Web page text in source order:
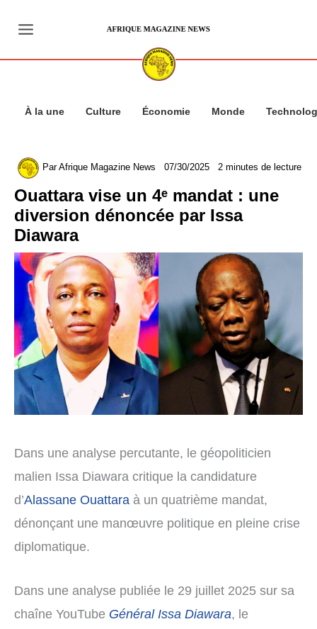
contenu
À la une Culture Économie Monde
ParAfrique Magazine News 07/30/2025 2 minutes de lecture
Ouattara vise un 4ᵉ mandat : une
diversion dénoncée par Issa
Diawara
Dans une analyse percutante, le géopoliticien
malien Issa Diawara critique la candidature
d’Alassane Ouattara à un quatrième mandat,
dénonçant une manœuvre politique en pleine crise
diplomatique.
Dans une analyse publiée le 29 juillet 2025 sur sa
chaîne YouTube Général Issa Diawara, le